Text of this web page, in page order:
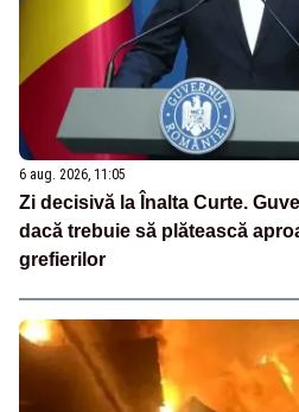
6 aug. 2026, 11:05
Zi decisivă la Înalta Curte.
dacă trebuie să plătească
grefierilor